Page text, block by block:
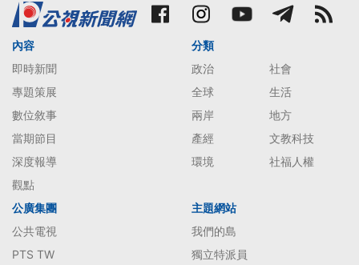
內容
即時新聞
專題策展
數位敘事
當期節目
深度報導
觀點
分類
政治
社會
全球
生活
兩岸
地方
產經
文教科技
環境
社福人權
公廣集團
公共電視
PTS TW
主題網站
我們的島
獨立特派員